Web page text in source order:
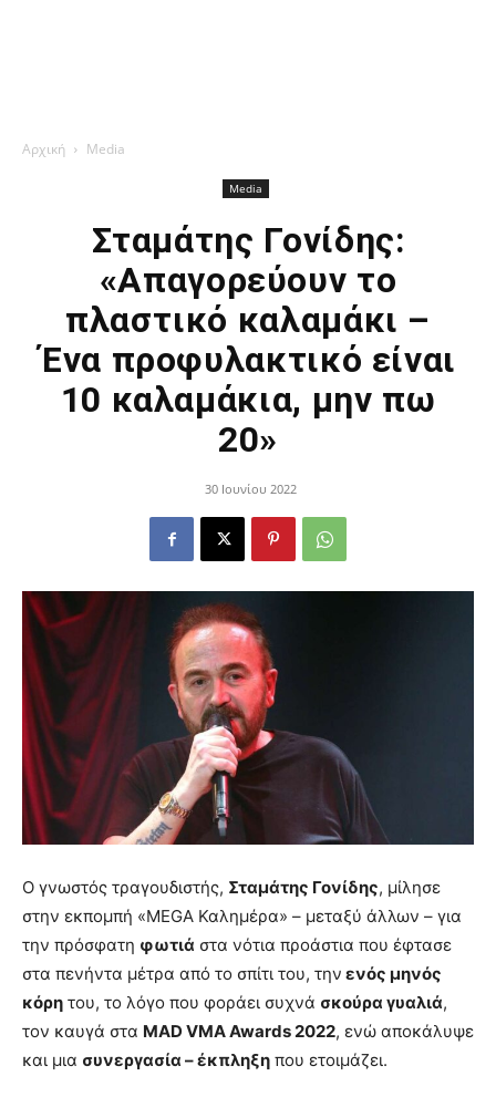
Αρχική Media
Media
Σταμάτης Γονίδης:
«Απαγορεύουν το
πλαστικό καλαμάκι –
Ένα προφυλακτικό είναι
10 καλαμάκια, μην πω
20»
30 Ιουνίου 2022
Ο γνωστός τραγουδιστής, Σταμάτης Γονίδης, μίλησε
στην εκπομπή «MEGA Καλημέρα» – μεταξύ άλλων – για
την πρόσφατη φωτιά στα νότια προάστια που έφτασε
στα πενήντα μέτρα από το σπίτι του, την ενός μηνός
κόρη του, το λόγο που φοράει συχνά σκούρα γυαλιά,
τον καυγά στα MAD VMA Awards 2022, ενώ αποκάλυψε
και μια συνεργασία – έκπληξη που ετοιμάζει.